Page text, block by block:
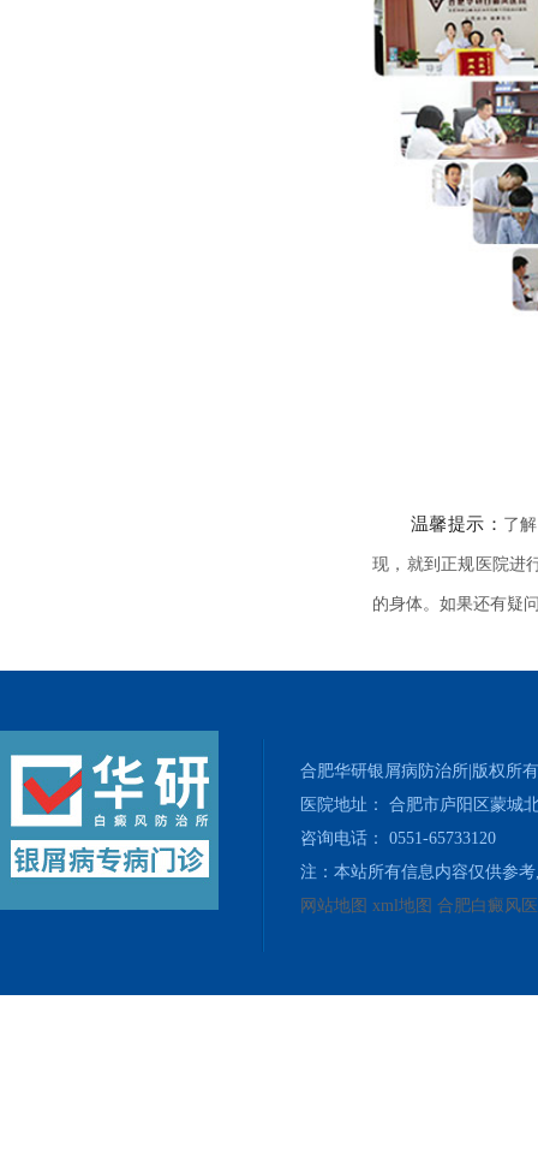
温馨提示： 了
现，就到正规医院进
的身体。如果还有疑
合肥华研银屑病防治所|版权所有
医院地址： 合肥市庐阳区蒙城
咨询电话： 0551-65733120
注：本站所有信息内容仅供参
网站地图 xml地图 合肥白癜风